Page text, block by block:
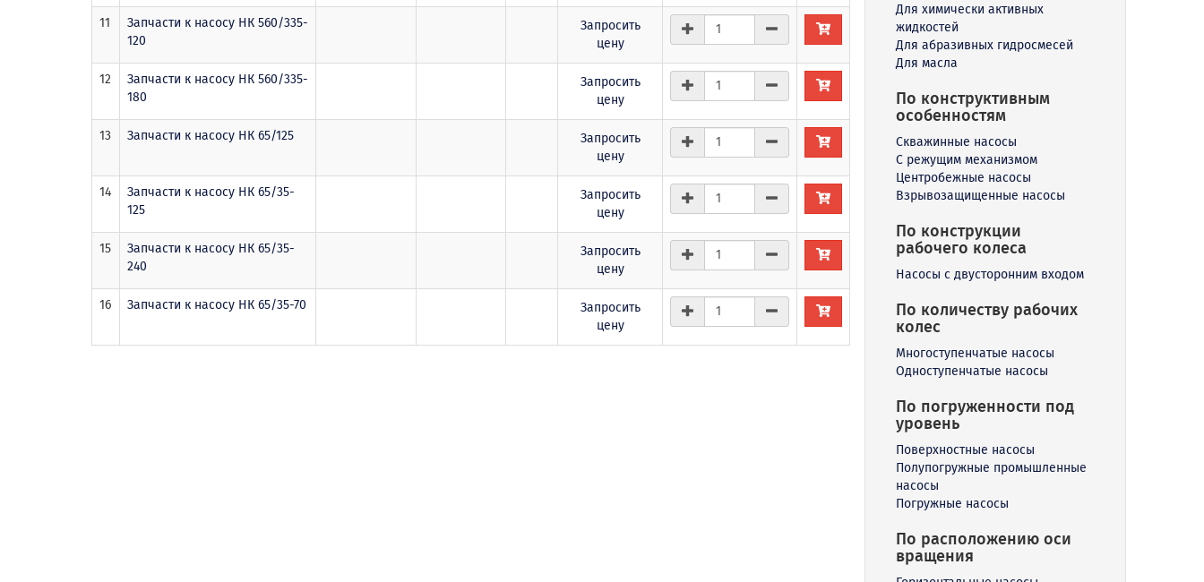
11
Запчасти к насосу НК 560/335-
120
Запросить
цену
12
Запчасти к насосу НК 560/335-
180
Запросить
цену
13 Запчасти к насосу НК 65/125
Запросить
цену
14
Запчасти к насосу НК 65/35-
125
Запросить
цену
15
Запчасти к насосу НК 65/35-
240
Запросить
цену
16 Запчасти к насосу НК 65/35-70
Запросить
цену
Для химически активных
жидкостей
Для абразивных гидросмесей
Для масла
По конструктивным
особенностям
Скважинные насосы
С режущим механизмом
Центробежные насосы
Взрывозащищенные насосы
По конструкции
рабочего колеса
Насосы с двусторонним входом
По количеству рабочих
колес
Многоступенчатые насосы
Одноступенчатые насосы
По погруженности под
уровень
Поверхностные насосы
Полупогружные промышленные
насосы
Погружные насосы
По расположению оси
вращения